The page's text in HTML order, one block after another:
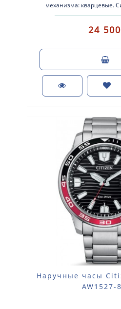
механизма: кварцевые.
(аккумулятор с питанием
24
Наручные часы
AW1527-